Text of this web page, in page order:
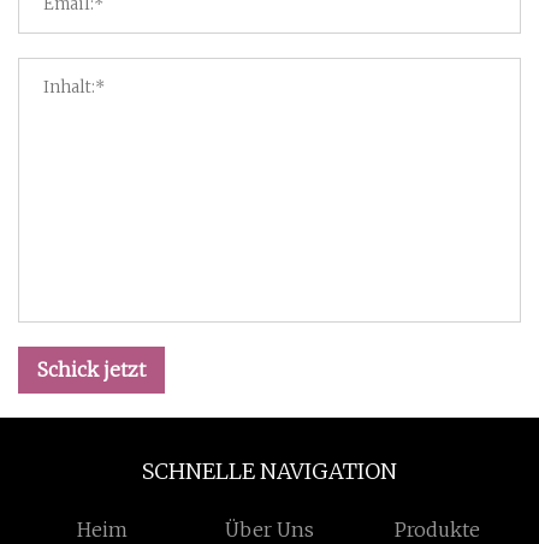
Schick jetzt
SCHNELLE NAVIGATION
Heim Über Uns Produkte